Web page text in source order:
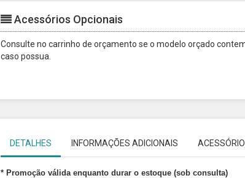
Acessórios Opcionais
Consulte no carrinho de orçamento se o modelo orçado
caso possua.
DETALHES INFORMAÇÕES ADICIONAIS
* Promoção válida enquanto durar o estoque (sob consulta)